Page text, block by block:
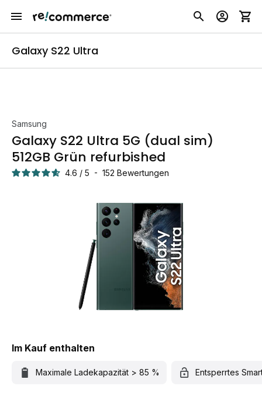
Galaxy S22 Ultra
Samsung
Galaxy S22 Ultra 5G (dual sim)
512GB Grün refurbished
4.6 / 5 - 152 Bewertungen
Im Kauf enthalten
Maximale Ladekapazität > 85 % Entsperrtes